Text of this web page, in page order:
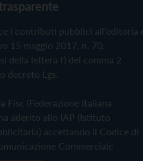
i contributi pubblici all'editoria
15 maggio 2017, n. 70.
della lettera f) del comma 2
decreto Lgs.
Fisc (Federazione Italiana
aderito allo IAP (Istituto
accettando il Codice di
Commerciale